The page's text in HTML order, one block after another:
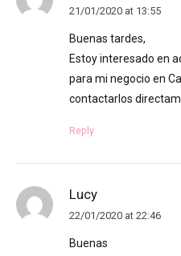
21/01/2020 at 13:55
Buenas tardes,
Estoy interesado en
para mi negocio en
contactarlos
Reply
Lucy
22/01/2020 at 22:46
Buenas